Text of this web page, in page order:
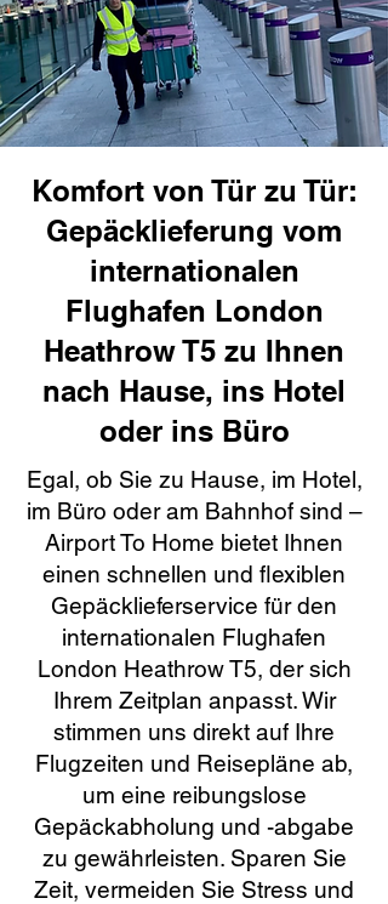
Komfort von Tür zu Tür:
Gepäcklieferung vom
internationalen
Flughafen London
Heathrow T5 zu Ihnen
nach Hause, ins Hotel
oder ins Büro
Egal, ob Sie zu Hause, im Hotel,
im Büro oder am Bahnhof sind –
Airport To Home bietet Ihnen
einen schnellen und flexiblen
Gepäcklieferservice für den
internationalen Flughafen
London Heathrow T5, der sich
Ihrem Zeitplan anpasst. Wir
stimmen uns direkt auf Ihre
Flugzeiten und Reisepläne ab,
um eine reibungslose
Gepäckabholung und -abgabe
zu gewährleisten. Sparen Sie
Zeit, vermeiden Sie Stress und